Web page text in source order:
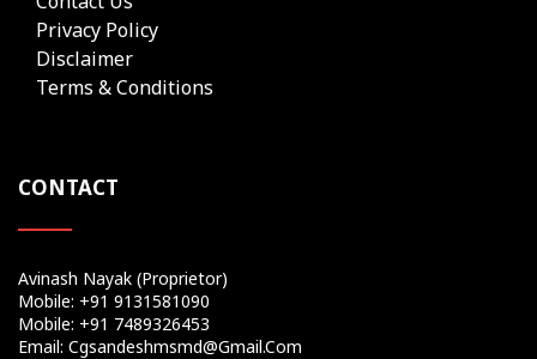
Privacy Policy
Disclaimer
Terms & Conditions
CONTACT
Avinash Nayak (Proprietor)
Mobile: +91 9131581090
Mobile: +91 7489326453
Email: Cgsandeshmsmd@gmail.com